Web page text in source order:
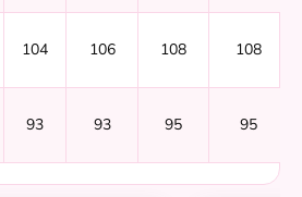
104 106 108 108
93 93 95 95